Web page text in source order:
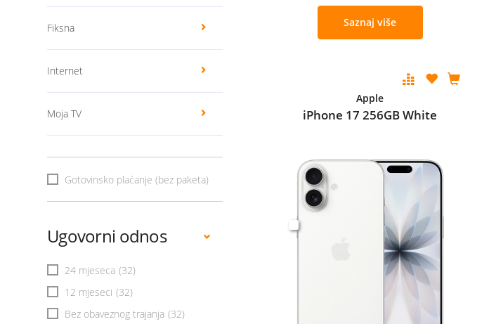
Fiksna
Internet
Moja TV
Gotovinsko plaćanje (bez paketa)
Ugovorni odnos
24 mjeseca (32)
12 mjeseci (32)
Bez obaveznog trajanja (32)
Saznaj više
Apple
iPhone 17 256GB White